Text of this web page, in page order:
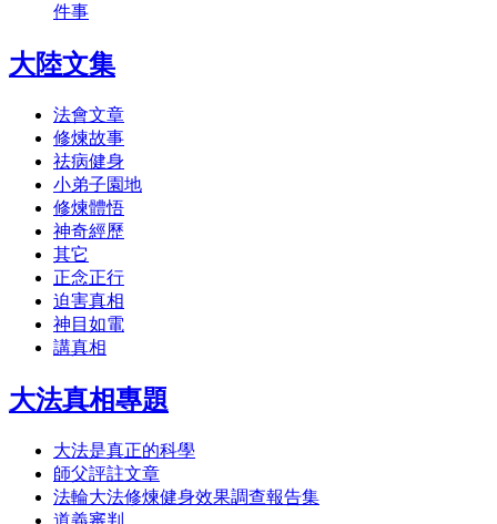
件事
大陸文集
法會文章
修煉故事
祛病健身
小弟子園地
修煉體悟
神奇經歷
其它
正念正行
迫害真相
神目如電
講真相
大法真相專題
大法是真正的科學
師父評註文章
法輪大法修煉健身效果調查報告集
道義審判